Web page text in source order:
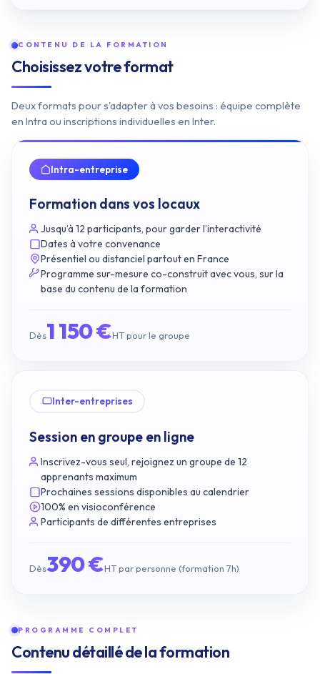
CONTENU DE LA FORMATION
Choisissez votre format
Deux formats pour s'adapter à vos besoins : équipe complète
en Intra ou inscriptions individuelles en Inter.
Intra-entreprise
Formation dans vos locaux
Jusqu’à 12 participants, pour garder l’interactivité
Dates à votre convenance
Présentiel ou distanciel partout en France
Programme sur-mesure co-construit avec vous, sur la
base du contenu de la formation
Dès1 150 €HT pour le groupe
Inter-entreprises
Session en groupe en ligne
Inscrivez-vous seul, rejoignez un groupe de 12
apprenants maximum
Prochaines sessions disponibles au calendrier
100% en visioconférence
Participants de différentes entreprises
Dès390 €HT par personne (formation 7h)
PROGRAMME COMPLET
Contenu détaillé de la formation